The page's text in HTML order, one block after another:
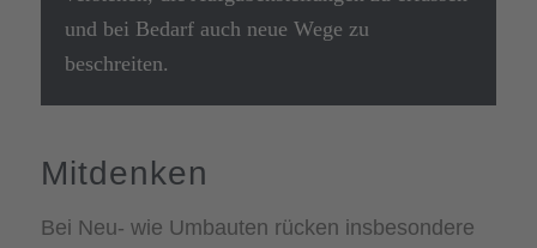
und bei Bedarf auch neue Wege zu
beschreiten.
Mitdenken
Bei Neu- wie Umbauten rücken insbesondere